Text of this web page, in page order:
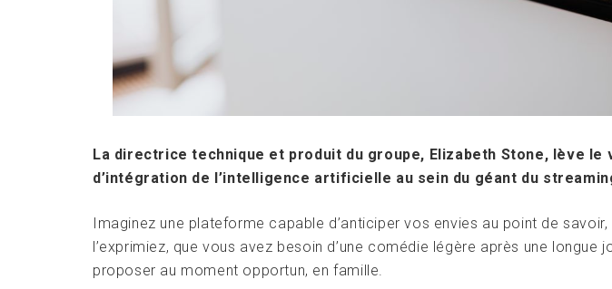
La directrice technique et produit du groupe, Elizabeth Stone, lève
d’intégration de l’intelligence artificielle au sein du géant du
Imaginez une plateforme capable d’anticiper vos envies au point de
l’exprimiez, que vous avez besoin d’une comédie légère après une longue
proposer au moment opportun, en famille.